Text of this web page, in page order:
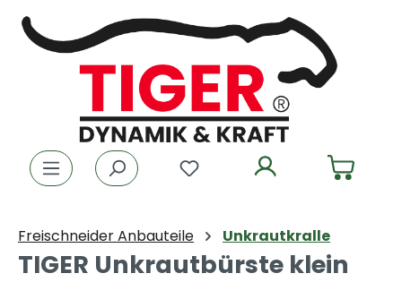
Zum Hauptinhalt springen
Du hast 0 Produkte auf
Freischneider Anbauteile Unkrautkralle
TIGER Unkrautbürste klein